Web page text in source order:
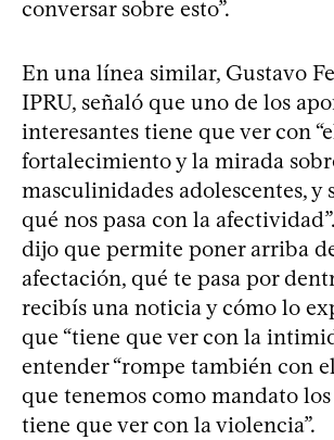
conversar sobre esto”.
En una línea similar, Gustavo
IPRU, señaló que uno de los
interesantes tiene que ver con
fortalecimiento y la mirada
masculinidades adolescentes, y
qué nos pasa con la
dijo que permite poner arriba
afectación, qué te pasa por
recibís una noticia y cómo lo
que “tiene que ver con la
entender “rompe también con
que tenemos como mandato
tiene que ver con la violencia”.